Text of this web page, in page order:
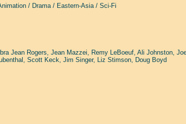
/ Drama / Eastern-Asia / Sci-Fi
Jean Rogers, Jean Mazzei, Remy LeBoeuf, Ali Johnston,
, Scott Keck, Jim Singer, Liz Stimson, Doug Boyd